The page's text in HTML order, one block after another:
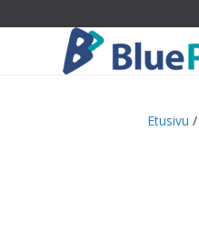
Etusivu /